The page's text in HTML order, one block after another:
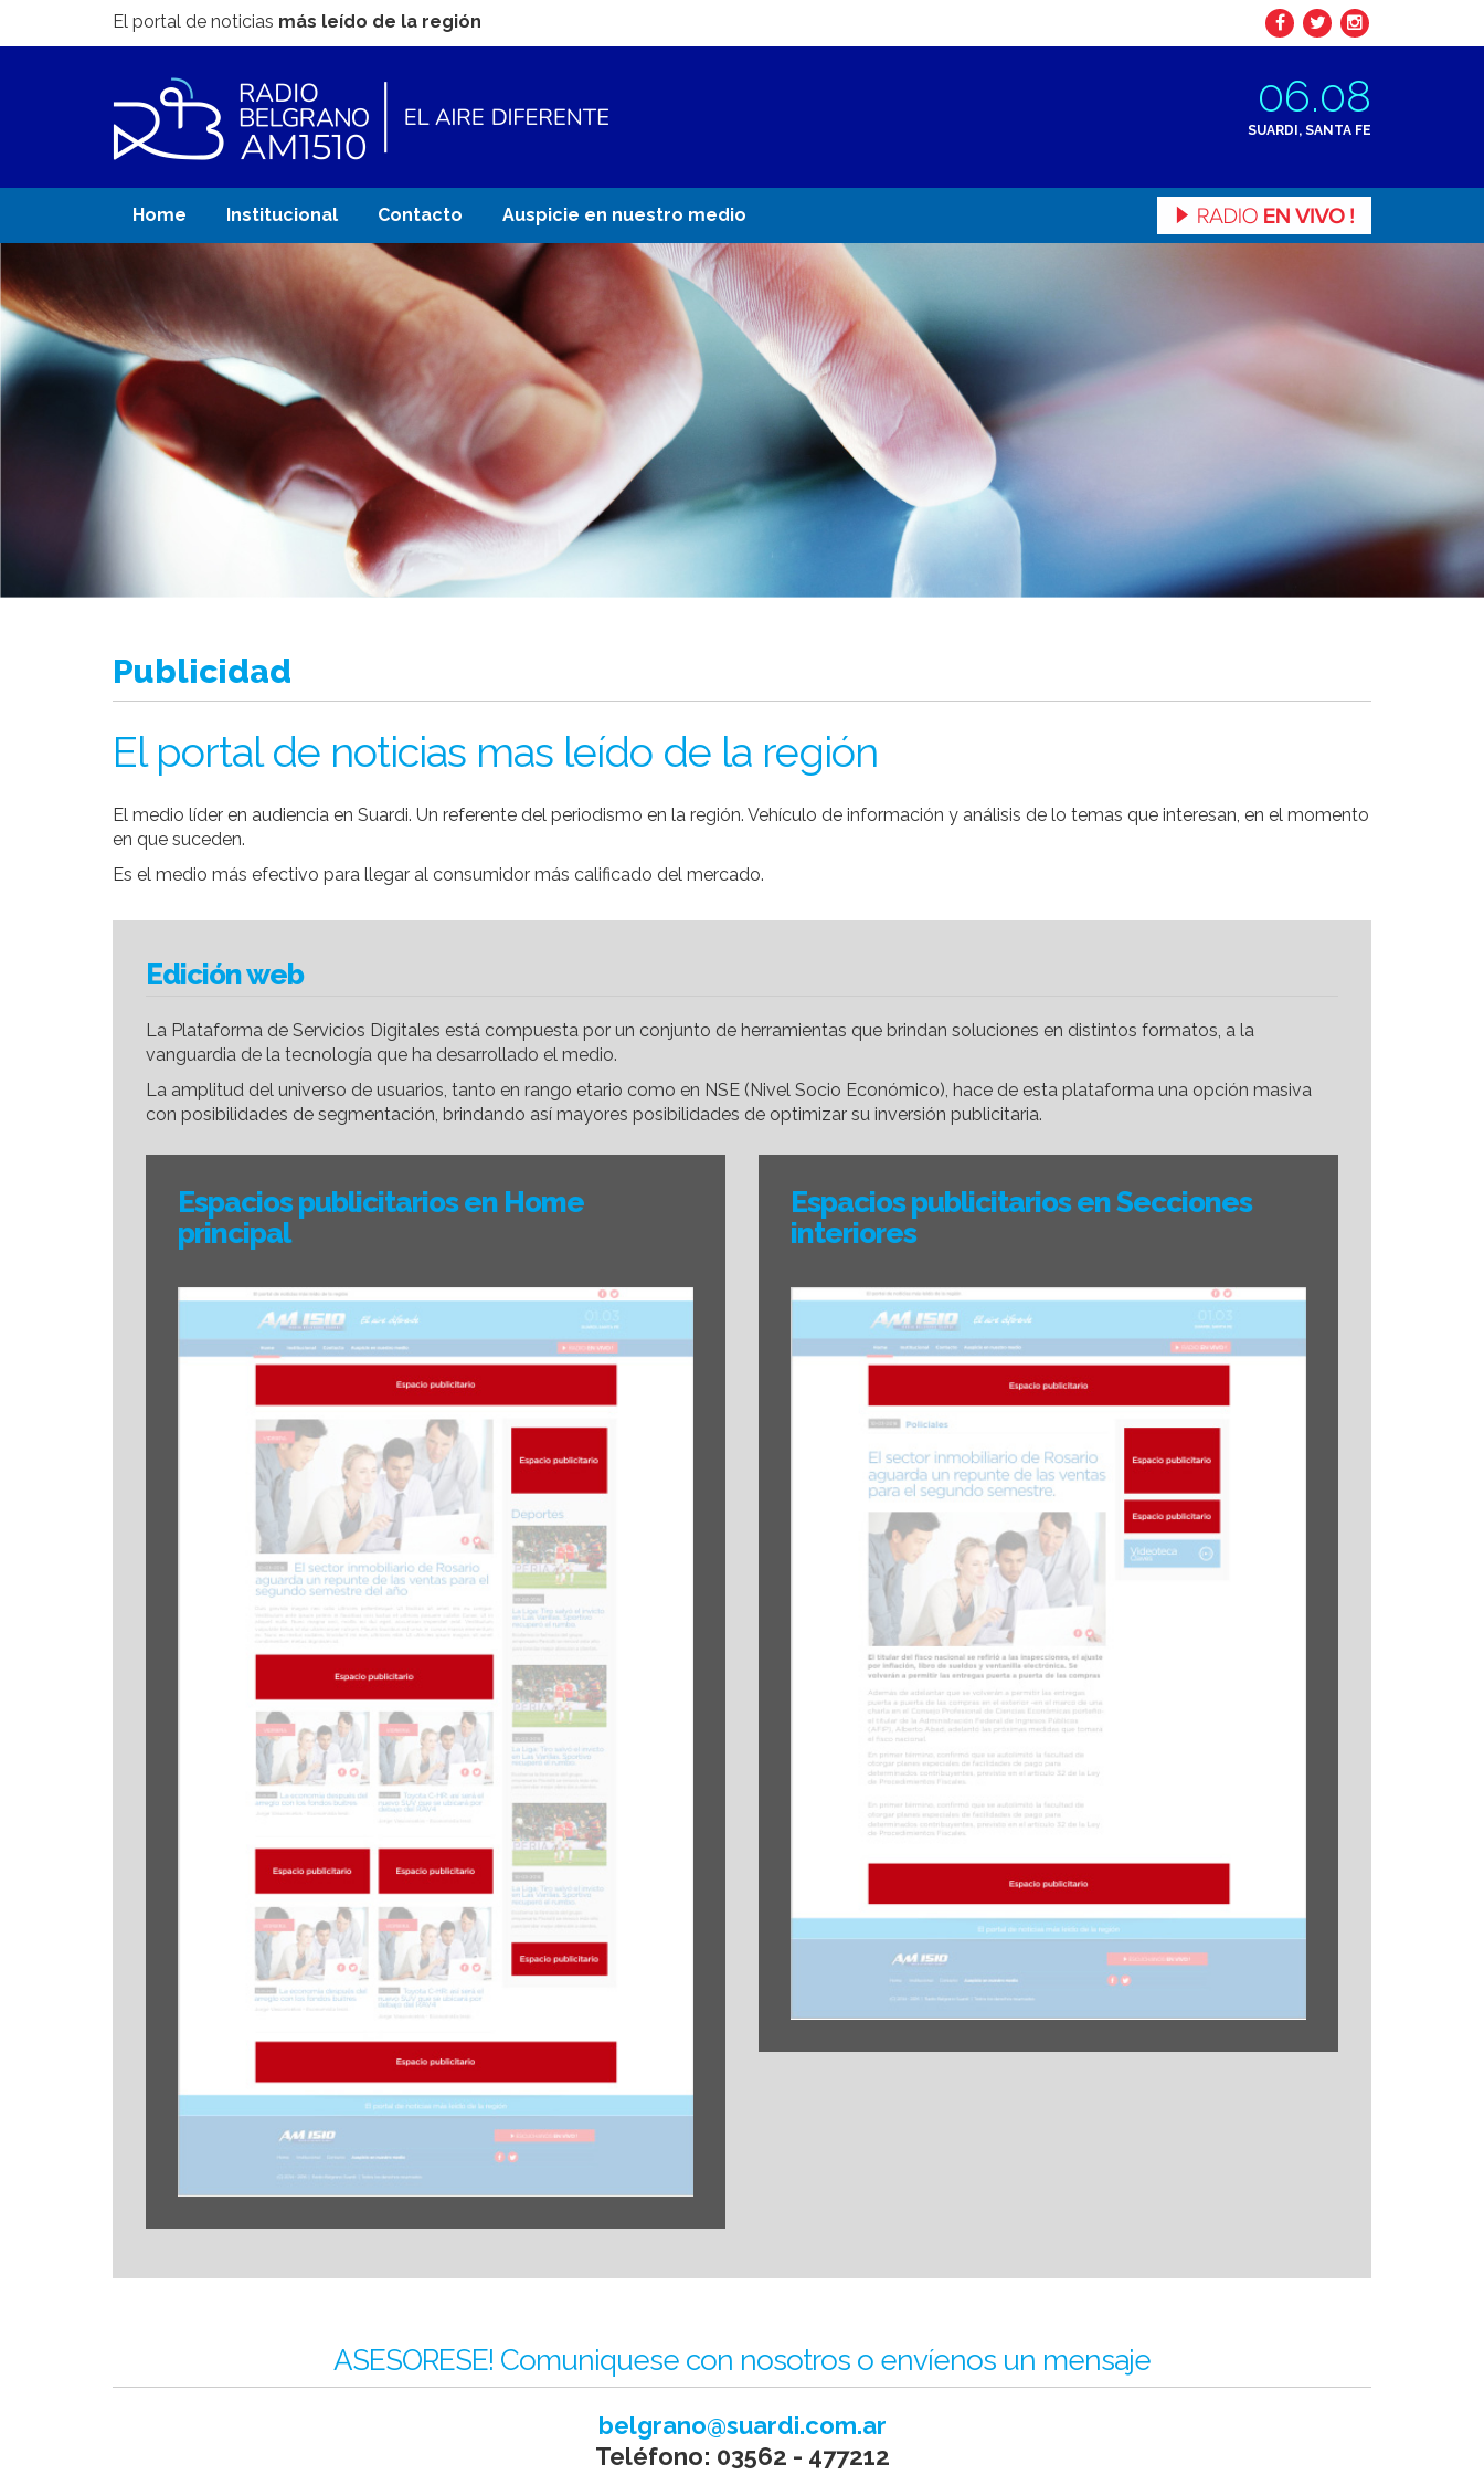
El portal de noticias más leído de la región
06.08
SUARDI, SANTA FE
Home Institucional Contacto Auspicie en nuestro medio
Publicidad
El portal de noticias mas leído de la región
El medio líder en audiencia en Suardi. Un referente del periodismo en la región. Vehículo de información y análisis de lo temas que interesan, en el momento
en que suceden.
Es el medio más efectivo para llegar al consumidor más calificado del mercado.
Edición web
La Plataforma de Servicios Digitales está compuesta por un conjunto de herramientas que brindan soluciones en distintos formatos, a la
vanguardia de la tecnología que ha desarrollado el medio.
La amplitud del universo de usuarios, tanto en rango etario como en NSE (Nivel Socio Económico), hace de esta plataforma una opción masiva
con posibilidades de segmentación, brindando así mayores posibilidades de optimizar su inversión publicitaria.
Espacios publicitarios en Home
principal
Espacios publicitarios en Secciones
interiores
ASESORESE! Comuniquese con nosotros o envíenos un mensaje
belgrano@suardi.com.ar
Teléfono: 03562 - 477212